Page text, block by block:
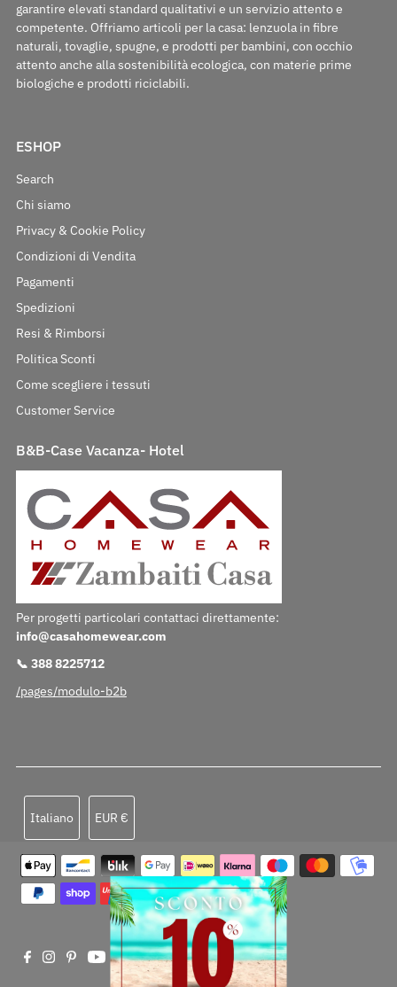
garantire elevati standard qualitativi e un servizio attento e
competente. Offriamo articoli per la casa: lenzuola in fibre
naturali, tovaglie, spugne, e prodotti per bambini, con occhio
attento anche alla sostenibilità ecologica, con materie prime
biologiche e prodotti riciclabili.
ESHOP
Search
Chi siamo
Privacy & Cookie Policy
Condizioni di Vendita
Pagamenti
Spedizioni
Resi & Rimborsi
Politica Sconti
Come scegliere i tessuti
Customer Service
B&B-Case Vacanza- Hotel
Per progetti particolari contattaci direttamente:
info@casahomewear.com
📞 388 8225712
/pages/modulo-b2b
Italiano EUR €